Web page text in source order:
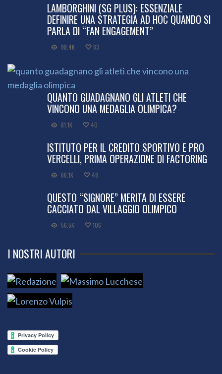
LAMBORGHINI (SG PLUS): ESSENZIALE
DEFINIRE UNA STRATEGIA AD HOC QUANDO SI
PARLA DI “FAN ENGAGEMENT”
98.4K 83
QUANTO GUADAGNANO GLI ATLETI CHE
VINCONO UNA MEDAGLIA OLIMPICA?
81.1K 40
ISTITUTO PER IL CREDITO SPORTIVO E PRO
VERCELLI, PRIMA OPERAZIONE DI FACTORING
66.1K 48
QUESTO “SIGNORE” MERITA DI ESSERE
CACCIATO DAL VILLAGGIO OLIMPICO
56.5K 106
I NOSTRI AUTORI